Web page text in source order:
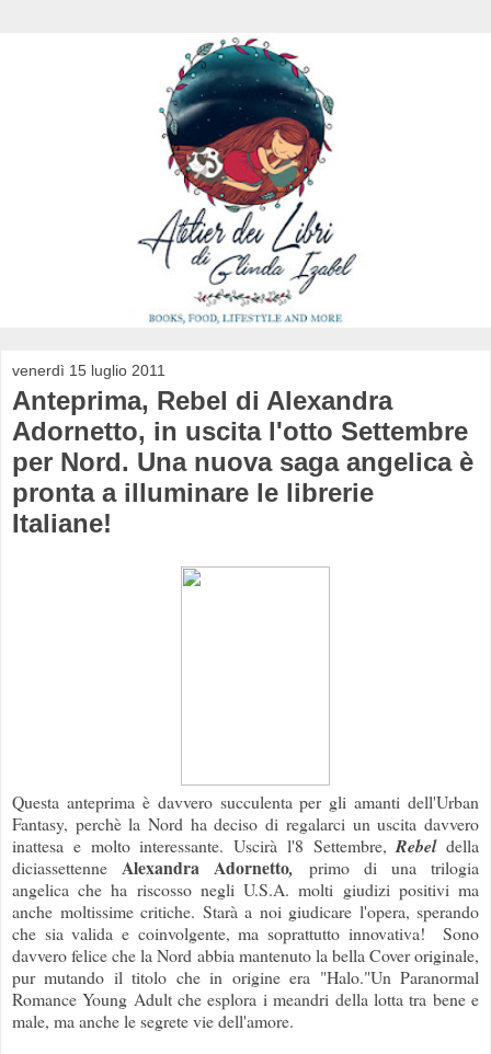
venerdì 15 luglio 2011
Anteprima, Rebel di Alexandra
Adornetto, in uscita l'otto Settembre
per Nord. Una nuova saga angelica è
pronta a illuminare le librerie
Italiane!
Questa anteprima è davvero succulenta per gli amanti dell'Urban
Fantasy, perchè la Nord ha deciso di regalarci un uscita davvero
inattesa e molto interessante. Uscirà l'8 Settembre, Rebel della
diciassettenne Alexandra Adornetto, primo di una trilogia
angelica che ha riscosso negli U.S.A. molti giudizi positivi ma
anche moltissime critiche. Starà a noi giudicare l'opera, sperando
che sia valida e coinvolgente, ma soprattutto innovativa! Sono
davvero felice che la Nord abbia mantenuto la bella Cover originale,
pur mutando il titolo che in origine era "Halo."Un Paranormal
Romance Young Adult che esplora i meandri della lotta tra bene e
male, ma anche le segrete vie dell'amore.